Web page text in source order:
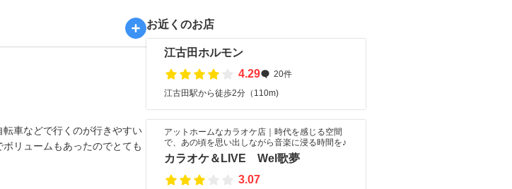
車などで行くのが行きやすい
リュームもあったのでとても
お近くのお店
江古田ホルモン
4.29
20件
江古田駅から徒歩2分（110m)
アットホームなカラオケ店｜時代を感じる空間
で、あの頃を思い出しながら音楽に浸る時間を♪
カラオケ＆LIVE Wel歌夢
3.07